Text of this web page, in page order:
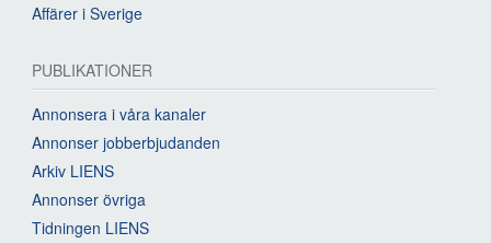
Affärer i Sverige
PUBLIKATIONER
Annonsera i våra kanaler
Annonser jobberbjudanden
Arkiv LIENS
Annonser övriga
Tidningen LIENS